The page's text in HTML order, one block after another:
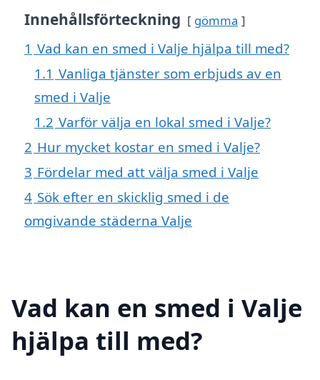
Innehållsförteckning gömma
1 Vad kan en smed i Valje hjälpa till med?
1.1 Vanliga tjänster som erbjuds av en
smed i Valje
1.2 Varför välja en lokal smed i Valje?
2 Hur mycket kostar en smed i Valje?
3 Fördelar med att välja smed i Valje
4 Sök efter en skicklig smed i de
omgivande städerna Valje
Vad kan en smed i Valje
hjälpa till med?